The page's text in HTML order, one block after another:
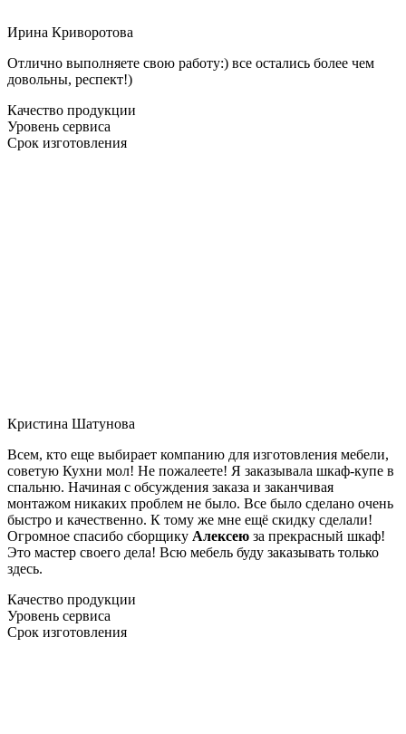
Ирина Криворотова
Отлично выполняете свою работу:) все остались более чем
довольны, респект!)
Качество продукции
Уровень сервиса
Срок изготовления
Кристина Шатунова
Всем, кто еще выбирает компанию для изготовления мебели,
советую Кухни мол! Не пожалеете! Я заказывала шкаф-купе в
спальню. Начиная с обсуждения заказа и заканчивая
монтажом никаких проблем не было. Все было сделано очень
быстро и качественно. К тому же мне ещё скидку сделали!
Огромное спасибо сборщику Алексею за прекрасный шкаф!
Это мастер своего дела! Всю мебель буду заказывать только
здесь.
Качество продукции
Уровень сервиса
Срок изготовления